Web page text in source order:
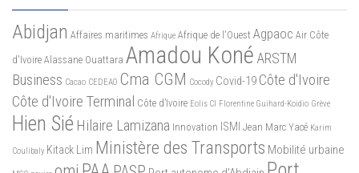
Abidjan Affaires maritimes Afrique Afrique de l'Ouest Agpaoc Air Côte
d'Ivoire Alassane Ouattara Amadou Koné ARSTM
Business Cacao CEDEAO Cma CGM Cocody Covid-19 Côte d'Ivoire
Côte d'Ivoire Terminal Côte d’Ivoire Eolis CI Florentine Guihard-Koidio Grève
Hien Sié Hilaire Lamizana Innovation ISMI Jean Marc Yacé Karim
Coulibaly Kitack Lim Ministère des Transports Mobilité urbaine